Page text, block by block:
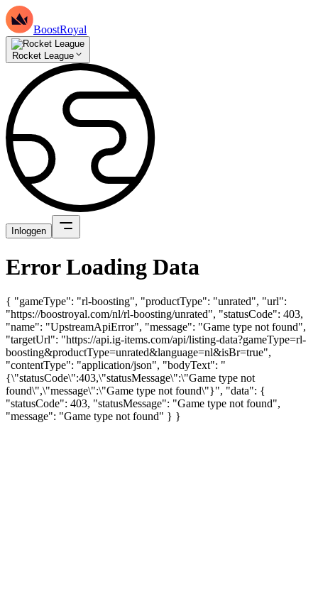
BoostRoyal
Rocket League
Inloggen
Error Loading Data
{ "gameType": "rl-boosting", "productType": "unrated", "url":
"https://boostroyal.com/nl/rl-boosting/unrated", "statusCode": 403,
"name": "UpstreamApiError", "message": "Game type not found",
"targetUrl": "https://api.ig-items.com/api/listing-data?gameType=rl-
boosting&productType=unrated&language=nl&isBr=true",
"contentType": "application/json", "bodyText": "
{\"statusCode\":403,\"statusMessage\":\"Game type not
found\",\"message\":\"Game type not found\"}", "data": {
"statusCode": 403, "statusMessage": "Game type not found",
"message": "Game type not found" } }